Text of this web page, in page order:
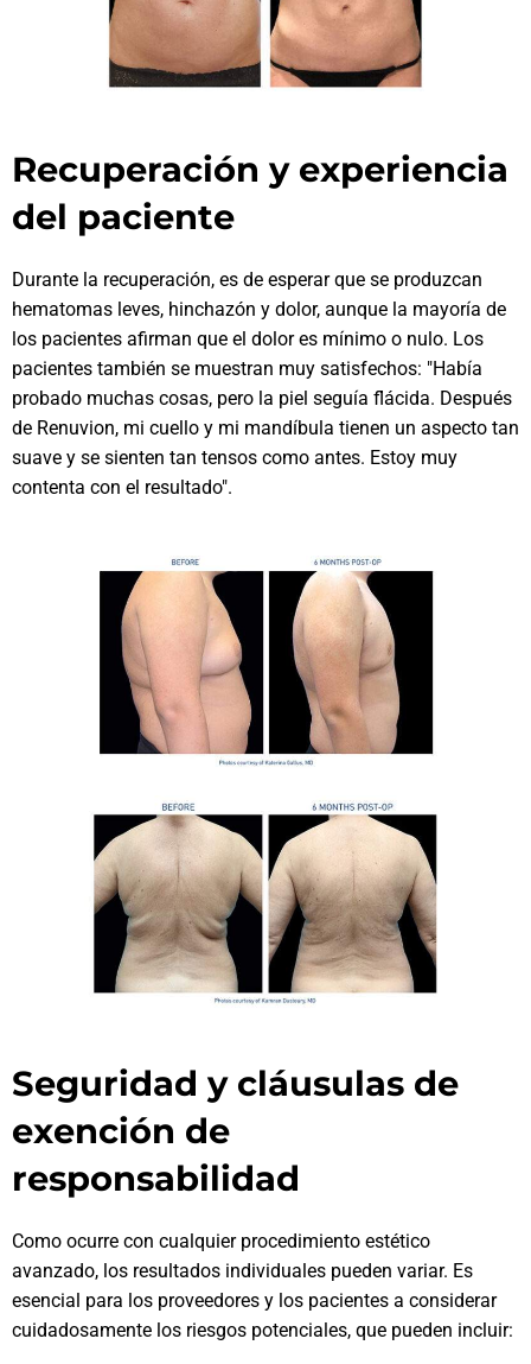
Recuperación y experiencia
del paciente
Durante la recuperación, es de esperar que se produzcan
hematomas leves, hinchazón y dolor, aunque la mayoría de
los pacientes afirman que el dolor es mínimo o nulo. Los
pacientes también se muestran muy satisfechos: "Había
probado muchas cosas, pero la piel seguía flácida. Después
de Renuvion, mi cuello y mi mandíbula tienen un aspecto tan
suave y se sienten tan tensos como antes. Estoy muy
contenta con el resultado".
Seguridad y cláusulas de
exención de
responsabilidad
Como ocurre con cualquier procedimiento estético
avanzado, los resultados individuales pueden variar. Es
esencial para los proveedores y los pacientes a considerar
cuidadosamente los riesgos potenciales, que pueden incluir: